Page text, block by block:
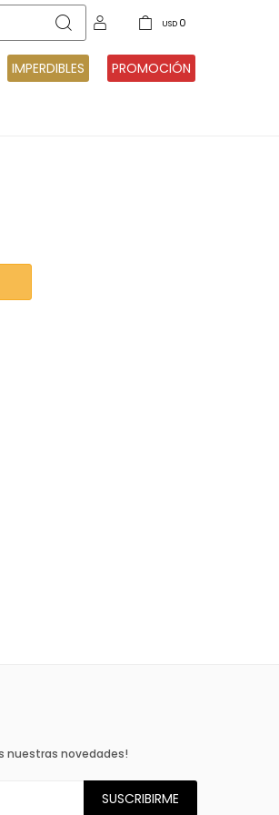
IMPERDIBLES PROMOCIÓN
USD 0
nuestras novedades!
SUSCRIBIRME